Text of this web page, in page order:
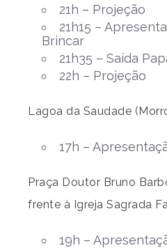
21h – Projeção
21h15 –
Brincar
21h35 – Saída
22h – Projeção
Lagoa da Saudade
17h –
Praça Doutor Bruno
frente à Igreja Sagrada
19h –